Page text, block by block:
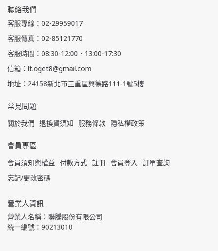
聯絡我們
客服專線：02-29959017
客服傳真：02-85121770
客服時間：08:30-12:00．13:00-17:30
信箱：lt.oget8@gmail.com
地址：24158新北市三重區興德路111-1號5樓
常見問題
關於我們 退換貨須知 服務條款 隱私權政策
會員專區
會員須知與權益 付款方式 註冊 會員登入
訂單查詢
忘記/更改密碼
營業人資訊
營業人名稱：聯騰股份有限公司
統一編號：90213010